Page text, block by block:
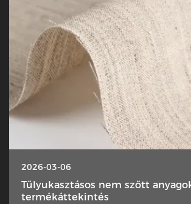
2026-03-06
Tűlyukasztásos nem szőtt
termékáttekintés